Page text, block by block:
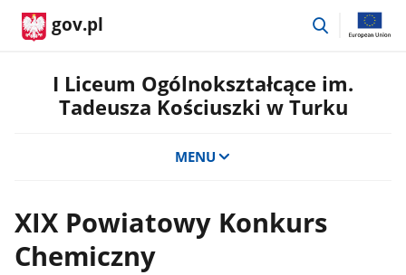
gov.pl
przejdź
I Liceum Ogólnokształcące im.
Tadeusza Kościuszki w Turku
MENU
XIX Powiatowy Konkurs
Chemiczny